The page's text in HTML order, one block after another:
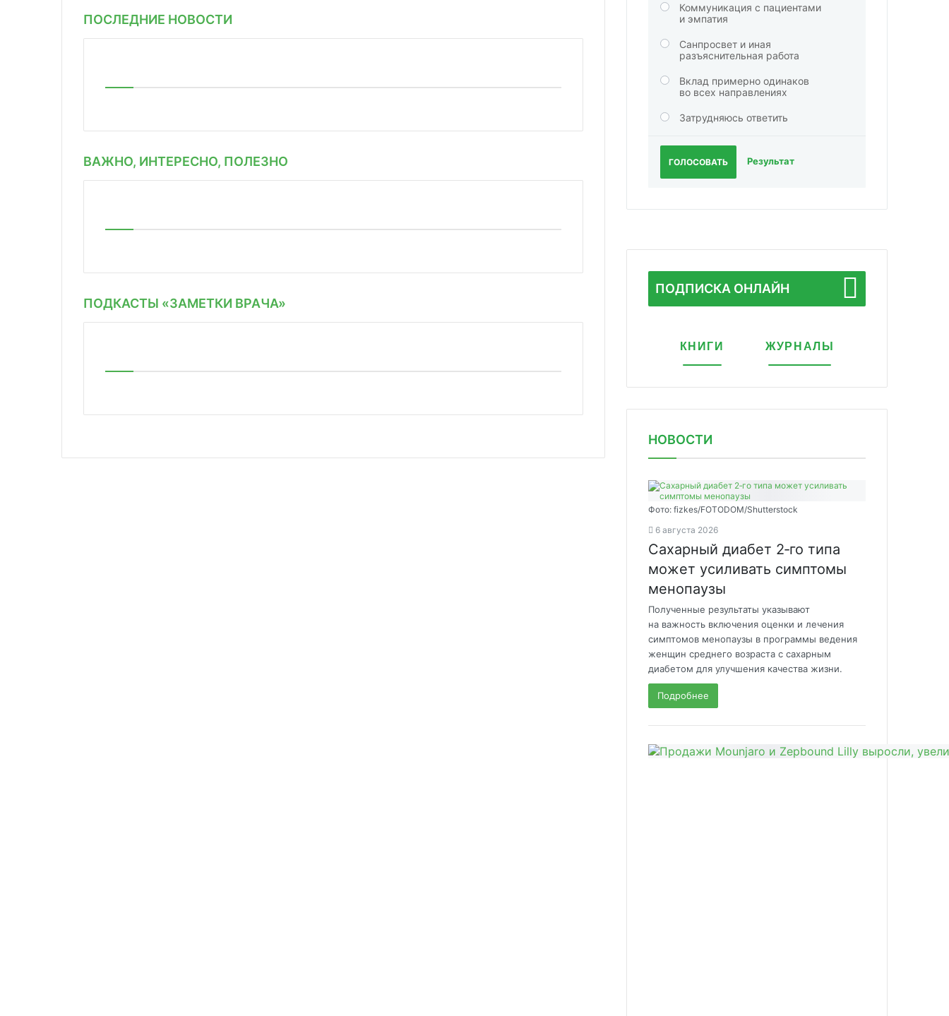
ПОСЛЕДНИЕ НОВОСТИ
ВАЖНО, ИНТЕРЕСНО, ПОЛЕЗНО
ПОДКАСТЫ «ЗАМЕТКИ ВРАЧА»
Коммуникация с пациентами
и эмпатия
Санпросвет и иная
разъяснительная работа
Вклад примерно одинаков
во всех направлениях
Затрудняюсь ответить
ГОЛОСОВАТЬ Результат
ПОДПИСКА ОНЛАЙН
КНИГИ ЖУРНАЛЫ
НОВОСТИ
Фото: fizkes/FOTODOM/Shutterstock
6 августа 2026
Сахарный диабет 2‑го типа
может усиливать симптомы
менопаузы
Полученные результаты указывают
на важность включения оценки и лечения
симптомов менопаузы в программы ведения
женщин среднего возраста с сахарным
диабетом для улучшения качества жизни.
Подробнее